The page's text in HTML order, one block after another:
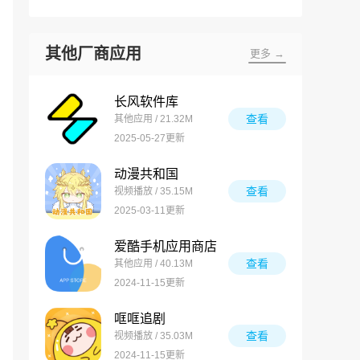
其他厂商应用 更多 →
长风软件库
其他应用 / 21.32M
2025-05-27更新
查看
动漫共和国
视频播放 / 35.15M
2025-03-11更新
查看
爱酷手机应用商店
其他应用 / 40.13M
2024-11-15更新
查看
哐哐追剧
视频播放 / 35.03M
2024-11-15更新
查看